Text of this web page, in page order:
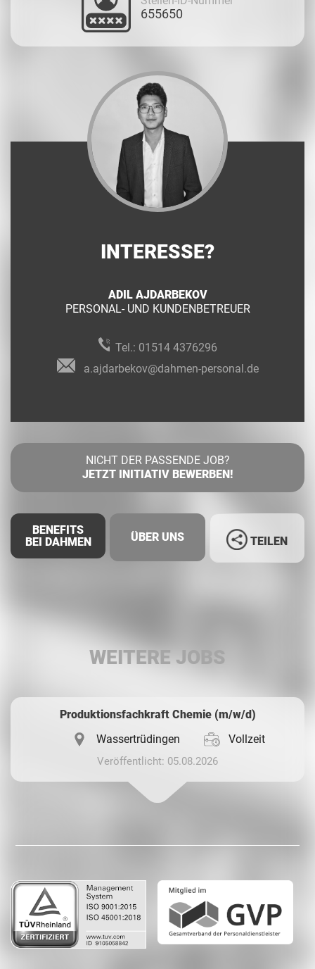
655650
INTERESSE?
ADIL AJDARBEKOV
PERSONAL- UND KUNDENBETREUER
Tel.: 01514 4376296
a.ajdarbekov@dahmen-personal.de
NICHT DER PASSENDE JOB?
JETZT INITIATIV BEWERBEN!
BENEFITS
BEI DAHMEN
ÜBER UNS TEILEN
WEITERE JOBS
Produktionsfachkraft Chemie (m/w/d)
Wassertrüdingen
Vollzeit
Veröffentlicht: 05.08.2026